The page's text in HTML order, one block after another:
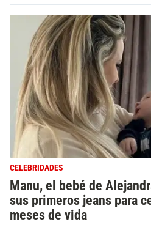
CELEBRIDADES
Manu, el bebé de
sus primeros jeans para
meses de vida